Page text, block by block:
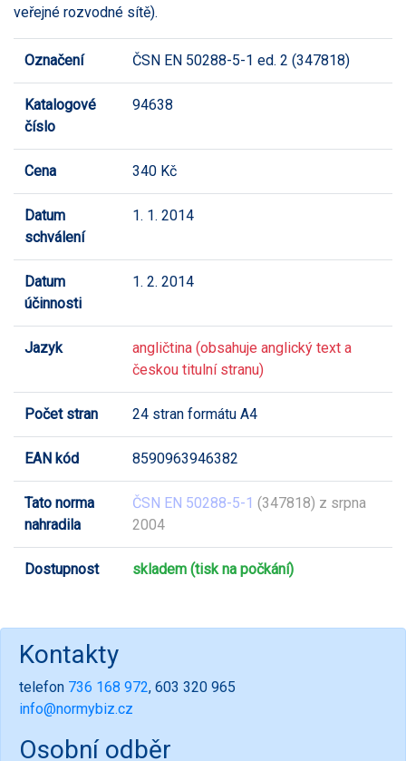
veřejné rozvodné sítě).
Označení ČSN EN 50288-5-1 ed. 2 (347818)
Katalogové
číslo
94638
Cena 340 Kč
Datum
schválení
1. 1. 2014
Datum
účinnosti
1. 2. 2014
Jazyk
angličtina (obsahuje anglický text a
českou titulní stranu)
Počet stran 24 stran formátu A4
EAN kód 8590963946382
Tato norma
nahradila
ČSN EN 50288-5-1 (347818) z srpna
2004
Dostupnost skladem (tisk na počkání)
Kontakty
telefon 736 168 972, 603 320 965
info@normybiz.cz
Osobní odběr